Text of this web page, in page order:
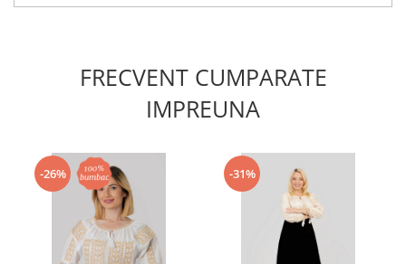
FRECVENT CUMPARATE
IMPREUNA
-26% -31%